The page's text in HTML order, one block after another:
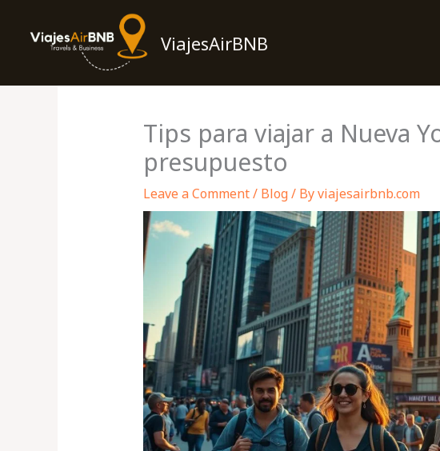
ViajesAirBNB
Tips para viajar a Nueva
presupuesto
Leave a Comment/ Blog/ Byviajesairbnb.com